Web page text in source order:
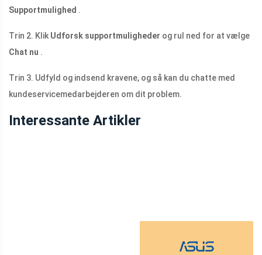
Supportmulighed .
Trin 2. KlikUdforsk supportmuligheder og rul ned for at vælge
Chat nu .
Trin 3. Udfyld og indsend kravene, og så kan du chatte med
kundeservicemedarbejderen om dit problem.
Interessante Artikler